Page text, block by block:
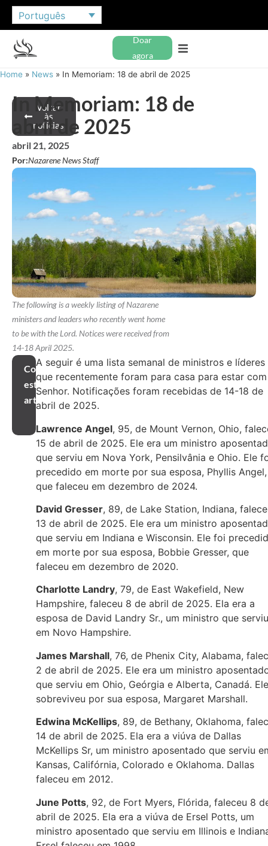
Português
Doar
agora
Home » News » In Memoriam: 18 de abril de 2025
Voltar
às
notícias
In Memoriam: 18 de
abril de 2025
abril 21, 2025
Por:Nazarene News Staff
The following is a weekly listing of Nazarene
ministers and leaders who recently went home
to be with the Lord. Notices were received from
14-18 April 2025.
Compartilhar
este
artigo
A seguir é uma lista semanal de ministros e líderes
que recentemente foram para casa para estar
Senhor. Notificações foram recebidas de 14-18 de
abril de 2025.
Lawrence Angel, 95, de Mount Vernon, Ohio,
15 de abril de 2025. Ele era um ministro
que serviu em Nova York, Pensilvânia e Ohio. Ele
precedido em morte por sua esposa, Phyllis Angel,
que faleceu em dezembro de 2024.
David Gresser, 89, de Lake Station, Indiana,
13 de abril de 2025. Ele era um ministro
que serviu em Indiana e Wisconsin. Ele foi
em morte por sua esposa, Bobbie Gresser, que
faleceu em dezembro de 2020.
Charlotte Landry, 79, de East Wakefield, New
Hampshire, faleceu 8 de abril de 2025. Ela era a
esposa de David Landry Sr., um ministro que serviu
em Novo Hampshire.
James Marshall, 76, de Phenix City, Alabama,
2 de abril de 2025. Ele era um ministro
que serviu em Ohio, Geórgia e Alberta, Canadá. Ele
sobreviveu por sua esposa, Margaret Marshall.
Edwina McKellips, 89, de Bethany, Oklahoma,
14 de abril de 2025. Ela era a viúva de Dallas
McKellips Sr, um ministro aposentado que serviu
Kansas, Califórnia, Colorado e Oklahoma. Dallas
faleceu em 2012.
June Potts, 92, de Fort Myers, Flórida, faleceu 8
abril de 2025. Ela era a viúva de Ersel Potts, um
ministro aposentado que serviu em Illinois e